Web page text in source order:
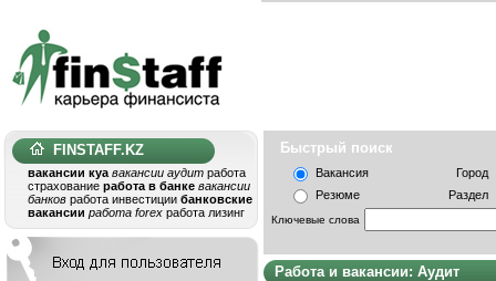
FINSTAFF.KZ
вакансии куа вакансии аудит работа
страхование работа в банке вакансии
банков работа инвестиции банковские
вакансии работа forex работа лизинг
Быстрый
Вакансия
Город
Резюме
Раздел
Ключевые слова
Работа и вакансии: Аудит